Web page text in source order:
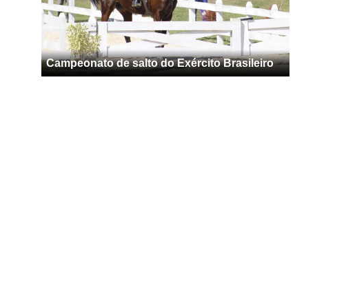
Campeonato de salto do Exército Brasileiro